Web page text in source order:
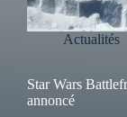
Actualités
Star Wars
annoncé